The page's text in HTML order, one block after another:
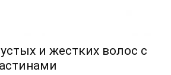
и жестких волос с